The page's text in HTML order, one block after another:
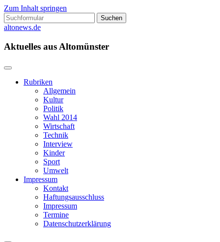
Zum Inhalt springen
Suchen
nach:
altonews.de
Aktuelles aus Altomünster
Rubriken
Allgemein
Kultur
Politik
Wahl 2014
Wirtschaft
Technik
Interview
Kinder
Sport
Umwelt
Impressum
Kontakt
Haftungsausschluss
Impressum
Termine
Datenschutzerklärung